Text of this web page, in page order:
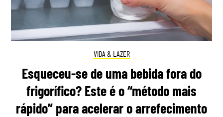
VIDA & LAZER
Esqueceu-se de uma bebida fora do
frigorífico? Este é o “método mais
rápido” para acelerar o arrefecimento